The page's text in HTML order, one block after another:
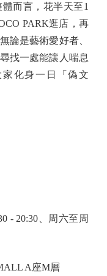
而言，花半天至1
PARK逛店，再
論是藝術愛好者、
找一處能讓人喘息
化身一日「偽文
20:30、周六至周
A座M層